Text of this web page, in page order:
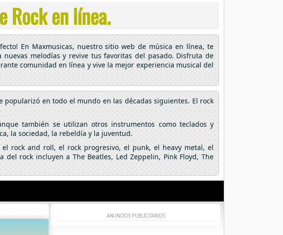
Rock en línea.
En Maxmusicas, nuestro sitio web de música en línea, te
nuevas melodías y revive tus favoritas del pasado. Disfruta de
comunidad en línea y vive la mejor experiencia musical del
popularizó en todo el mundo en las décadas siguientes. El rock
también se utilizan otros instrumentos como teclados y
la sociedad, la rebeldía y la juventud.
rock and roll, el rock progresivo, el punk, el heavy metal, el
rock incluyen a The Beatles, Led Zeppelin, Pink Floyd, The
ANUNCIOS PUBLICITARIOS